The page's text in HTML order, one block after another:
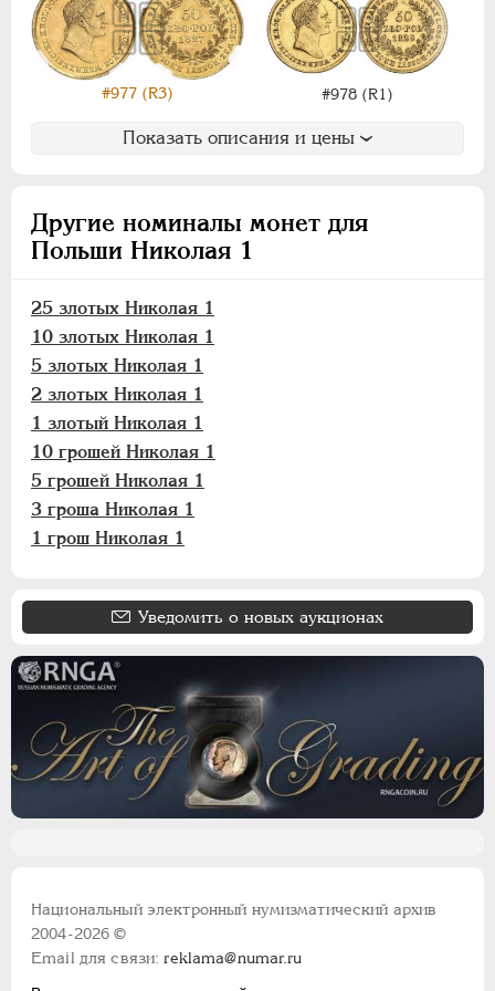
#977 (R3) #978 (R1)
Показать описания и цены
Другие номиналы монет для
Польши Николая 1
25 злотых Николая 1
10 злотых Николая 1
5 злотых Николая 1
2 злотых Николая 1
1 злотый Николая 1
10 грошей Николая 1
5 грошей Николая 1
3 гроша Николая 1
1 грош Николая 1
Уведомить о новых аукционах
10 злотых
5 злотых
2 злотых
1 злотый
1 грош
Монетовидные
АЛЕКСАНДР II 1855-1881
АЛЕКСАНДР III 1881-1894
НИКОЛАЙ II 1894-1917
ВРЕМЕННОЕ ПРАВ.
ИНОСТРАННЫЕ 1768-1918
Национальный электронный нумизматический архив
2004-2026 ©
Email для связи:reklama@numar.ru